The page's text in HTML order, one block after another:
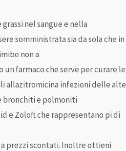
nel sangue e nella
somministrata sia da sola che in
non a
farmaco che serve per curare le
allazitromicina infezioni delle alte
bronchiti e polmoniti
e Zoloft che rappresentano pi di
prezzi scontati. Inoltre ottieni